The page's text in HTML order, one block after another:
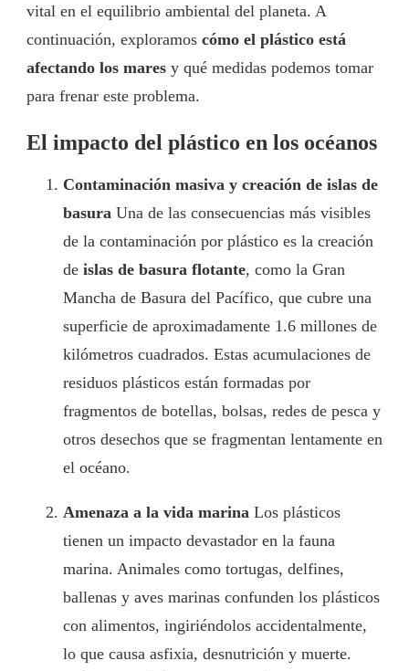
vital en el equilibrio ambiental del planeta. A
continuación, exploramos cómo el plástico está
afectando los mares y qué medidas podemos tomar
para frenar este problema.
El impacto del plástico en los océanos
Contaminación masiva y creación de islas de
basura Una de las consecuencias más visibles
de la contaminación por plástico es la creación
de islas de basura flotante, como la Gran
Mancha de Basura del Pacífico, que cubre una
superficie de aproximadamente 1.6 millones de
kilómetros cuadrados. Estas acumulaciones de
residuos plásticos están formadas por
fragmentos de botellas, bolsas, redes de pesca y
otros desechos que se fragmentan lentamente en
el océano.
Amenaza a la vida marina Los plásticos
tienen un impacto devastador en la fauna
marina. Animales como tortugas, delfines,
ballenas y aves marinas confunden los plásticos
con alimentos, ingiriéndolos accidentalmente,
lo que causa asfixia, desnutrición y muerte.